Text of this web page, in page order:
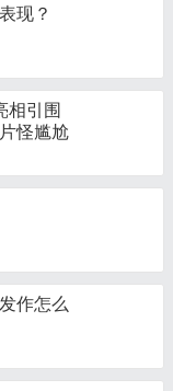
现？
相引围
怪尴尬
作怎么